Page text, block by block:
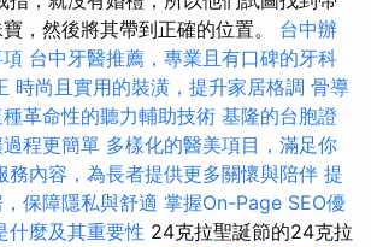
，然後將其帶到正確的位置。 台中辦
台中牙醫推薦，專業且有口碑的牙科
時尚且實用的裝潢，提升家居格調 骨導
革命性的聽力輔助技術 基隆的台胞證
程更簡單 多樣化的醫美項目，滿足你
務內容，為長者提供更多關懷與陪伴 提
保障隱私與舒適 掌握On-Page SEO優
什麼及其重要性 24克拉聖誕節的24克拉